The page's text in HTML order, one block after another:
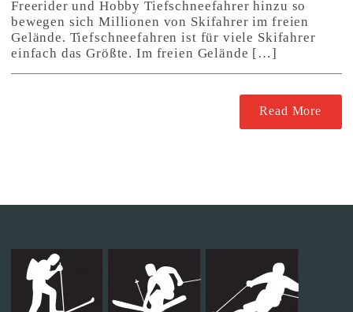
Freerider und Hobby Tiefschneefahrer hinzu so
bewegen sich Millionen von Skifahrer im freien
Gelände. Tiefschneefahren ist für viele Skifahrer
einfach das Größte. Im freien Gelände […]
Read More